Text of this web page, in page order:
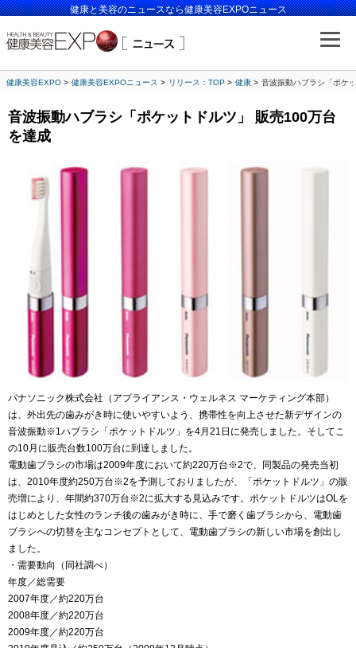
健康と美容のニュースなら健康美容EXPOニュース
健康美容EXPO 健康美容EXPOニュース リリース：TOP 健康 音波振動ハブラシ「ポケ
音波振動ハブラシ「ポケットドルツ」 販売100万台
を達成
パナソニック株式会社（アプライアンス・ウェルネス マーケティング本部）
は、外出先の歯みがき時に使いやすいよう、携帯性を向上させた新デザインの
音波振動※1ハブラシ「ポケットドルツ」を4月21日に発売しました。そしてこ
の10月に販売台数100万台に到達しました。
電動歯ブラシの市場は2009年度において約220万台※2で、同製品の発売当初
は、2010年度約250万台※2を予測しておりましたが、「ポケットドルツ」の販
売増により、年間約370万台※2に拡大する見込みです。ポケットドルツはOLを
はじめとした女性のランチ後の歯みがき時に、手で磨く歯ブラシから、電動歯
ブラシへの切替を主なコンセプトとして、電動歯ブラシの新しい市場を創出し
ました。
・需要動向（同社調べ）
年度／総需要
2007年度／約220万台
2008年度／約220万台
2009年度／約220万台